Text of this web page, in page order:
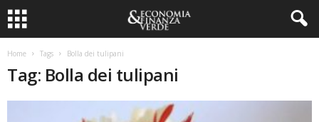
Home Tags Bolla dei tulipani
Tag: Bolla dei tulipani